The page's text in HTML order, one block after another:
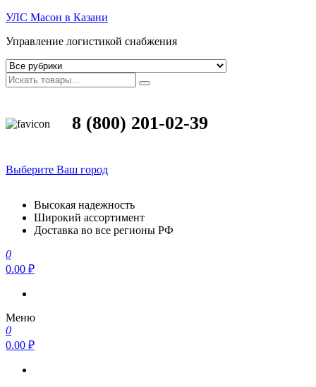
УЛС Масон в Казани
Управление логистикой снабжения
8 (800) 201-02-39
Выберите Ваш город
Высокая надежность
Широкий ассортимент
Доставка во все регионы РФ
0
0.00 ₽
Меню
0
0.00 ₽